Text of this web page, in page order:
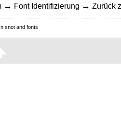
→ Font Identifizierung → Zurück
snot and fonts